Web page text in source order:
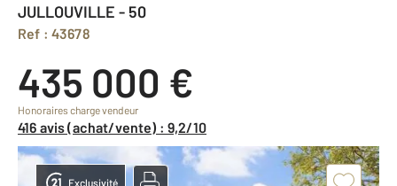
JULLOUVILLE - 50
Ref : 43678
435 000 €
Honoraires charge vendeur
416 avis (achat/vente) : 9,2/10
Exclusivité